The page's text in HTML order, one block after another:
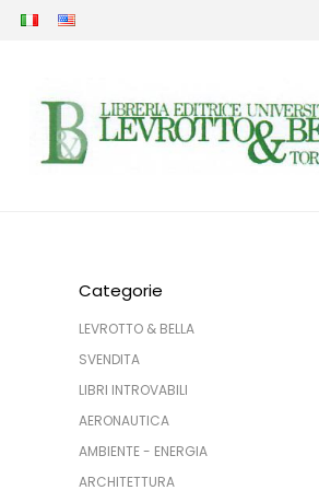
Categorie
LEVROTTO & BELLA
SVENDITA
LIBRI INTROVABILI
AERONAUTICA
AMBIENTE - ENERGIA
ARCHITETTURA